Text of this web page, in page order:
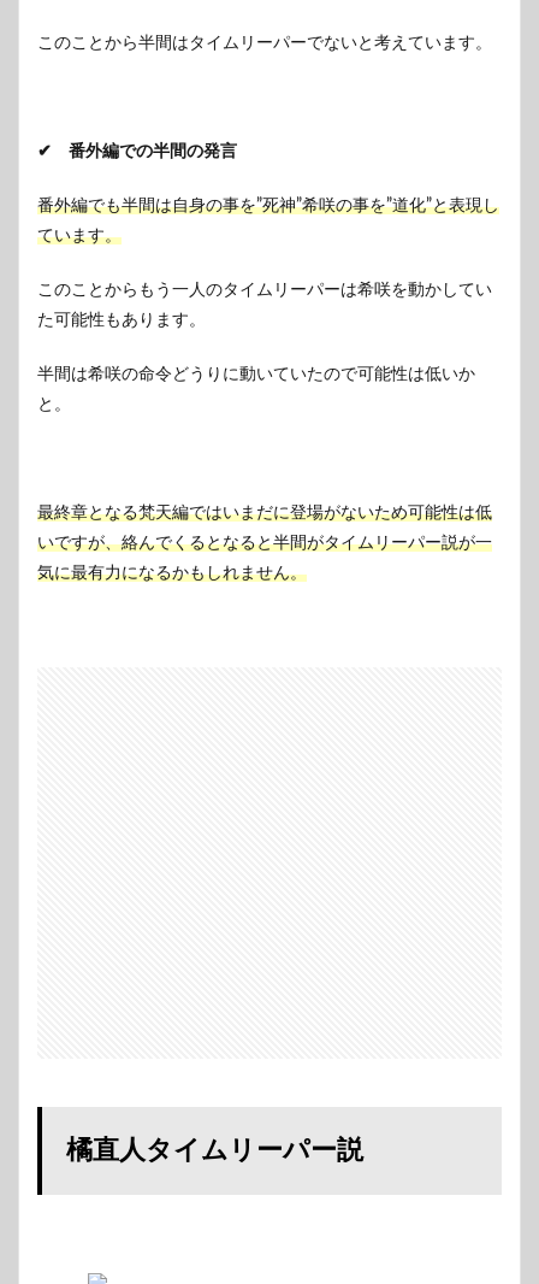
このことから半間はタイムリーパーでないと考えています。
✔ 番外編での半間の発言
番外編でも半間は自身の事を”死神”希咲の事を”道化”と表現し
ています。
このことからもう一人のタイムリーパーは希咲を動かしてい
た可能性もあります。
半間は希咲の命令どうりに動いていたので可能性は低いか
と。
最終章となる梵天編ではいまだに登場がないため可能性は低
いですが、絡んでくるとなると半間がタイムリーパー説が一
気に最有力になるかもしれません。
橘直人タイムリーパー説